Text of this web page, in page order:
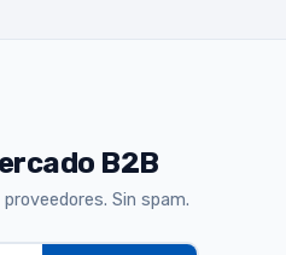
B2B
Sin spam.